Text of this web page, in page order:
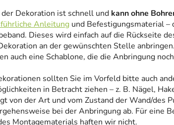
Dekoration ist schnell und kann ohne
Anleitung und Befestigungsmaterial –
Dieses wird einfach auf die Rückseite
an der gewünschten Stelle
auch eine Schablone, die die Anbringung
sollten Sie im Vorfeld bitte auch
in Betracht ziehen – z. B. Nägel,
von der Art und vom Zustand der Wand/des
bei der Anbringung ab. Für eine
Montagematerials haften wir nicht.